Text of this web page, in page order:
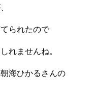
られたので
れませんね。
海ひかるさんの